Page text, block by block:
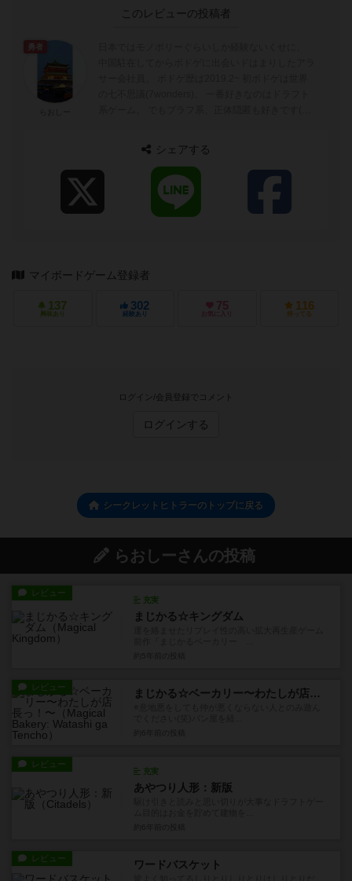
このレビューの投稿者
シェアする
マイボードゲーム登録者
137
興味あり
302
経験あり
75
お気に入り
116
持ってる
ログイン/会員登録でコメント
ログインする
シークレットヒトラーのトップに戻る
らおしーさんの投稿
レビュー
充実
まじかる☆キングダム
レビュー まじかる☆ベーカリー〜わたしが店長っ！〜
レビュー
充実
あやつり人形：新版
レビュー ワードバスケット